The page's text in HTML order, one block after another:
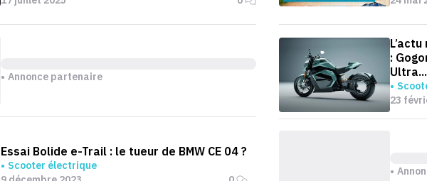
Annonce partenaire
:
Ultra...
23
Essai Bolide e-Trail : le tueur de BMW CE 04 ?
Scooter électrique